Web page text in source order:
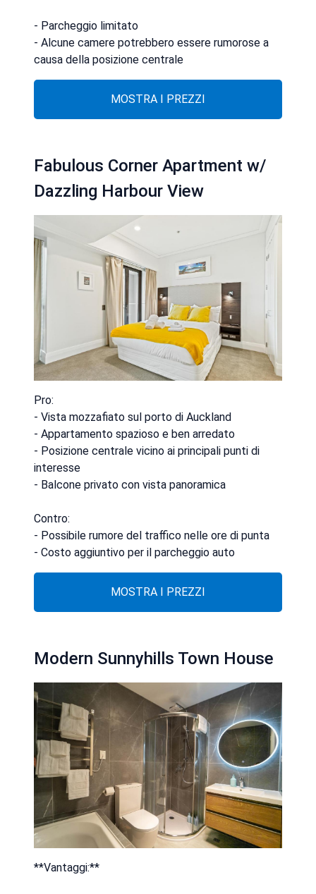
- Parcheggio limitato
- Alcune camere potrebbero essere rumorose a
causa della posizione centrale
MOSTRA I PREZZI
Fabulous Corner Apartment w/
Dazzling Harbour View
Pro:
- Vista mozzafiato sul porto di Auckland
- Appartamento spazioso e ben arredato
- Posizione centrale vicino ai principali punti di
interesse
- Balcone privato con vista panoramica
Contro:
- Possibile rumore del traffico nelle ore di punta
- Costo aggiuntivo per il parcheggio auto
MOSTRA I PREZZI
Modern Sunnyhills Town House
**Vantaggi:**